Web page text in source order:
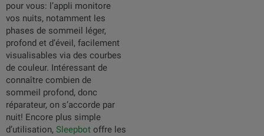
pour vous: l’appli monitore
vos nuits, notamment les
phases de sommeil léger,
profond et d’éveil, facilement
visualisables via des courbes
de couleur. Intéressant de
connaître combien de
sommeil profond, donc
réparateur, on s’accorde par
nuit! Encore plus simple
d’utilisation, Sleepbot offre les